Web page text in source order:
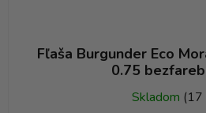
Fľaša Burgunder Eco
0.75
Skladom (17